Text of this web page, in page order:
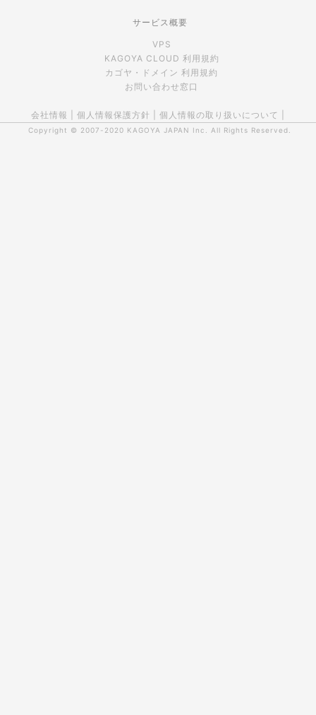
サービス概要
VPS
KAGOYA CLOUD 利用規約
カゴヤ・ドメイン 利用規約
お問い合わせ窓口
会社情報 個人情報保護方針 個人情報の取り扱いについて
Copyright © 2007-2020 KAGOYA JAPAN Inc. All Rights Reserved.